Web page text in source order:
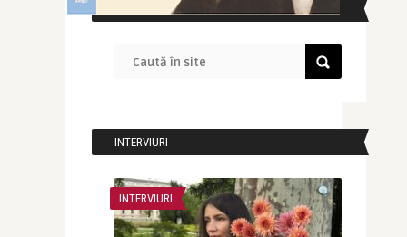
CAUTĂ ÎN SITE
INTERVIURI
INTERVIURI